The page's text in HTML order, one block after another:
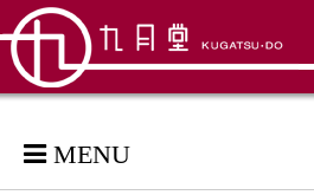
MENU